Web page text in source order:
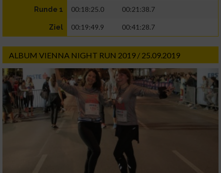
Runde 1 00:18:25.0 00:21:38.7
Ziel 00:19:49.9 00:41:28.7
ALBUM VIENNA NIGHT RUN 2019 / 25.09.2019